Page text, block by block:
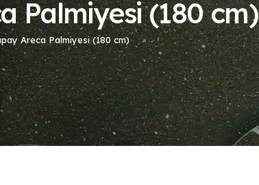
Palmiyesi (180 cm)
Areca Palmiyesi (180 cm)